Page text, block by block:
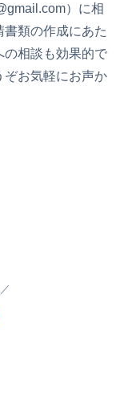
）に相
類の作成にあた
の相談も効果的で
ぞお気軽にお声か